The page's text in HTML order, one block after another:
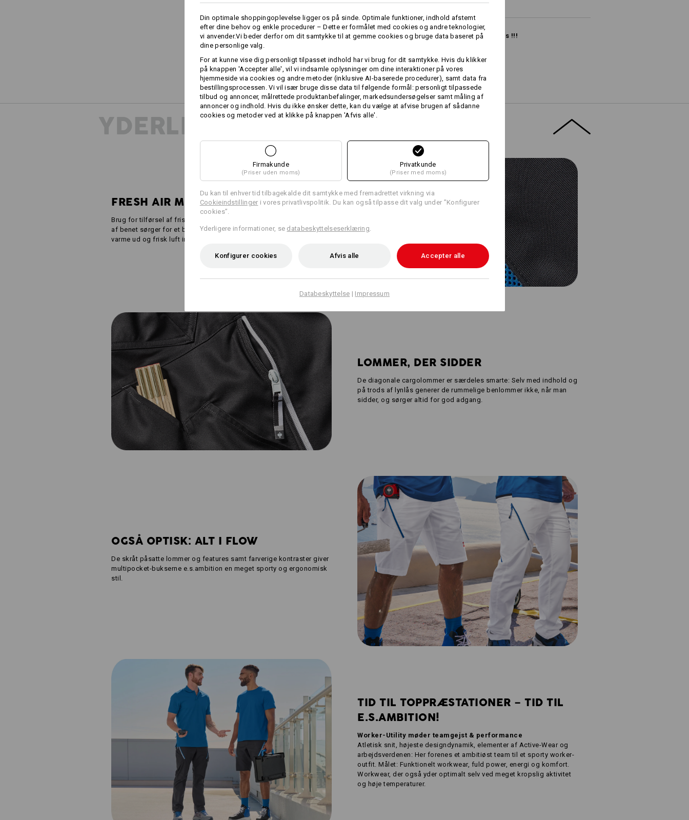
!!! Sæsonartikel !!! Leveres så længe lager haves !!!
Individualisering:
Udform selv Logoservice
mere
YDERLIGERE OPLYSNINGER
FRESH AIR MESH
Brug for tilførsel af friskluft? Smalt ventilations-mesh på bagsiden
af benet sørger for et behageligt klima. Den netagtige struktur fører
varme ud og frisk luft ind – perfekt cirkulation!
LOMMER, DER SIDDER
De diagonale cargolommer er særdeles smarte: Selv med indhold og
på trods af lynlås generer de rummelige benlommer ikke, når man
sidder, og sørger altid for god adgang.
OGSÅ OPTISK: ALT I FLOW
De skråt påsatte lommer og features samt farverige kontraster giver
multipocket-bukserne e.s.ambition en meget sporty og ergonomisk
stil.
TID TIL TOPPRÆSTATIONER – TID TIL
E.S.AMBITION!
Worker-Utility møder teamgejst & performance
Atletisk snit, højeste designdynamik, elementer af Active-Wear og
arbejdsverdenen: Her forenes et ambitiøst team til et sporty worker-
outfit. Målet: Funktionelt workwear, fuld power, energi og komfort.
Workwear, der også yder optimalt selv ved meget kropslig aktivitet
og høje temperaturer.
Din optimale shoppingoplevelse ligger os på sinde. Optimale funktioner, indhold afstemt
efter dine behov og enkle procedurer – Dette er formålet med cookies og andre teknologier,
vi anvender.Vi beder derfor om dit samtykke til at gemme cookies og bruge data baseret på
dine personlige valg.
For at kunne vise dig personligt tilpasset indhold har vi brug for dit samtykke. Hvis du klikker
på knappen 'Accepter alle', vil vi indsamle oplysninger om dine interaktioner på vores
hjemmeside via cookies og andre metoder (inklusive AI-baserede procedurer), samt data fra
bestillingsprocessen. Vi vil især bruge disse data til følgende formål: personligt tilpassede
tilbud og annoncer, målrettede produktanbefalinger, markedsundersøgelser samt måling af
annoncer og indhold. Hvis du ikke ønsker dette, kan du vælge at afvise brugen af sådanne
cookies og metoder ved at klikke på knappen 'Afvis alle'.
Firmakunde
(Priser uden moms)
Privatkunde
(Priser med moms)
Du kan til enhver tid tilbagekalde dit samtykke med fremadrettet virkning via
Cookieindstillinger i vores privatlivspolitik. Du kan også tilpasse dit valg under ”Konfigurer
cookies”.
Yderligere informationer, se databeskyttelseserklæring
Konfigurer cookies Afvis alle Accepter alle
Databeskyttelse | Impressum